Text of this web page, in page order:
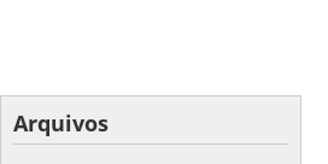
Arquivos